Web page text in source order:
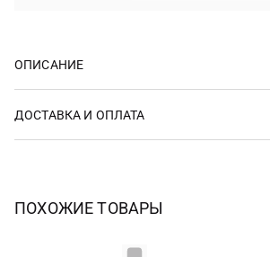
ОПИСАНИЕ
ДОСТАВКА И ОПЛАТА
ПОХОЖИЕ ТОВАРЫ